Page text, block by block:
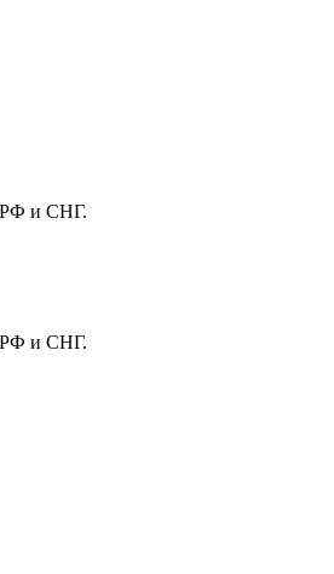
РФ и СНГ.
РФ и СНГ.